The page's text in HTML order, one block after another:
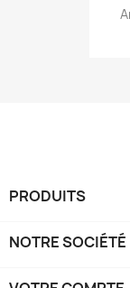
PRODUITS
NOTRE SOCIÉTÉ